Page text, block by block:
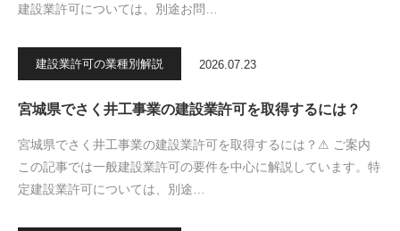
建設業許可については、別途お問…
建設業許可の業種別解説 2026.07.23
宮城県でさく井工事業の建設業許可を取得するには？
宮城県でさく井工事業の建設業許可を取得するには？⚠ ご案内
この記事では一般建設業許可の要件を中心に解説しています。特
定建設業許可については、別途…